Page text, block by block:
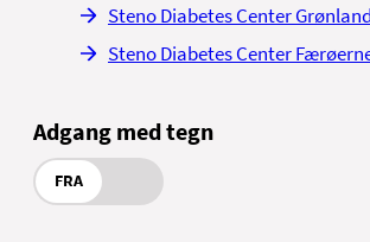
Steno Diabetes Center Grønland
Steno Diabetes Center
Adgang med tegn
FRA